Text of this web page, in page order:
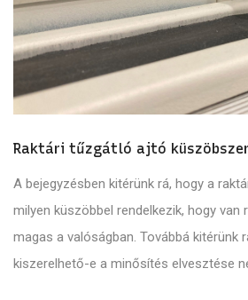
Raktári tűzgátló ajtó
A bejegyzésben kitérünk rá, hogy a
milyen küszöbbel rendelkezik, hogy van
magas a valóságban. Továbbá kitérünk
kiszerelhető-e a minősítés elvesztése